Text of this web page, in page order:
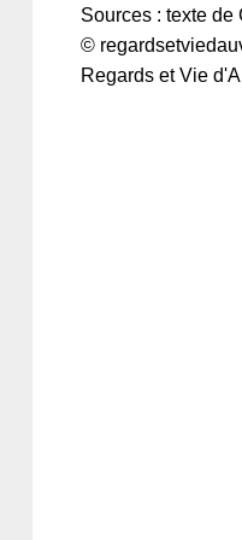
Sources : texte de
©
Regards et Vie